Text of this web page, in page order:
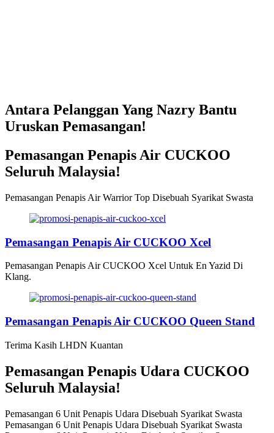
Antara Pelanggan Yang Nazry Bantu
Uruskan Pemasangan!
Pemasangan Penapis Air CUCKOO
Seluruh Malaysia!
Pemasangan Penapis Air Warrior Top Disebuah Syarikat Swasta
Pemasangan Penapis Air CUCKOO Xcel
Pemasangan Penapis Air CUCKOO Xcel Untuk En Yazid Di
Klang.
Pemasangan Penapis Air CUCKOO Queen Stand
Terima Kasih LHDN Kuantan
Pemasangan Penapis Udara CUCKOO
Seluruh Malaysia!
Pemasangan 6 Unit Penapis Udara Disebuah Syarikat Swasta
Pemasangan 6 Unit Penapis Udara Disebuah Syarikat Swasta